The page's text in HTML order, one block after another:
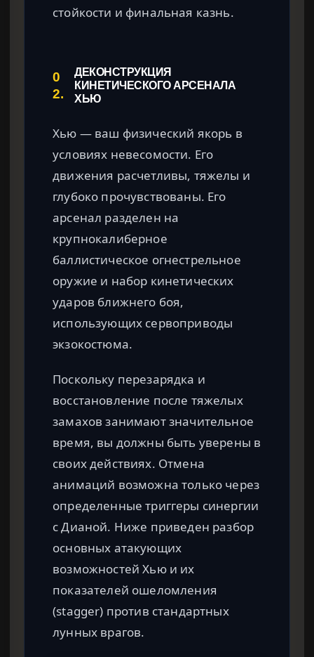
стойкости и финальная казнь.
0
2.
ДЕКОНСТРУКЦИЯ
КИНЕТИЧЕСКОГО АРСЕНАЛА
ХЬЮ
Хью — ваш физический якорь в
условиях невесомости. Его
движения расчетливы, тяжелы и
глубоко прочувствованы. Его
арсенал разделен на
крупнокалиберное
баллистическое огнестрельное
оружие и набор кинетических
ударов ближнего боя,
использующих сервоприводы
экзокостюма.
Поскольку перезарядка и
восстановление после тяжелых
замахов занимают значительное
время, вы должны быть уверены в
своих действиях. Отмена
анимаций возможна только через
определенные триггеры синергии
с Дианой. Ниже приведен разбор
основных атакующих
возможностей Хью и их
показателей ошеломления
(stagger) против стандартных
лунных врагов.